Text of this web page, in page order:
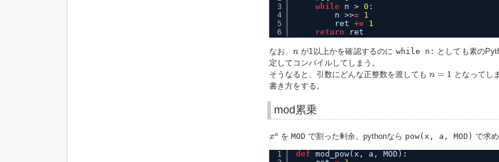
3
4
5
6
while
n > 0 :
n >>=
1
ret +=
1
return
ret
なお、n
n が1以上かを確認するのに while n: としても素の
定してコンパイルしてしまう。
そうなると、引数にどんな正整数を渡しても n = 1 となってし
書き方をする。
mod累乗
xa
xa をMOD で割った剰余。pythonなら pow(x, a, MOD) で求
1
def mod_pow(x, a, MOD):